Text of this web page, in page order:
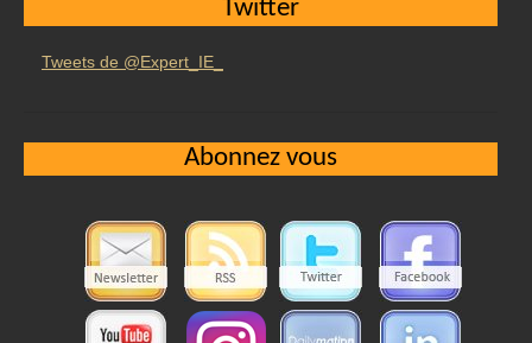
Twitter
Tweets de @Expert_IE_
Abonnez vous